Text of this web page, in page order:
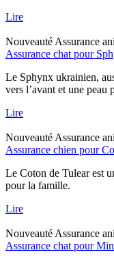
Lire
Nouveauté Assurance
Assurance chat pour
Le Sphynx ukrainien,
vers l’avant et une peau
Lire
Nouveauté Assurance
Assurance chien pour
Le Coton de Tulear est
pour la famille.
Lire
Nouveauté Assurance
Assurance chat pour